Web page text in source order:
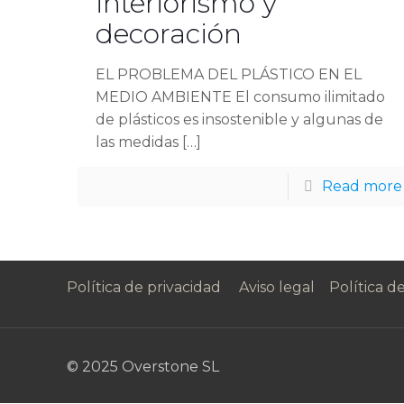
decoración
EL PROBLEMA DEL PLÁSTICO EN EL
MEDIO AMBIENTE El consumo ilimitado
de plásticos es insostenible y algunas de
las medidas […]
Read more
Política de privacidad Aviso legal Política
© 2025 Overstone SL